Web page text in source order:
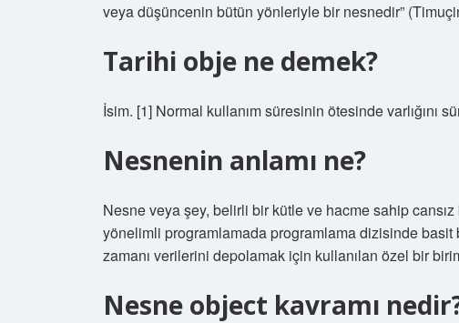
veya düşüncenin bütün yönleriyle bir nesnedir”
Tarihi obje ne demek?
İsim. [1] Normal kullanım süresinin ötesinde varlığını
Nesnenin anlamı ne?
Nesne veya şey, belirli bir kütle ve hacme sahip
yönelimli programlamada programlama dizisinde basit
zamanı verilerini depolamak için kullanılan özel bir
Nesne object kavramı